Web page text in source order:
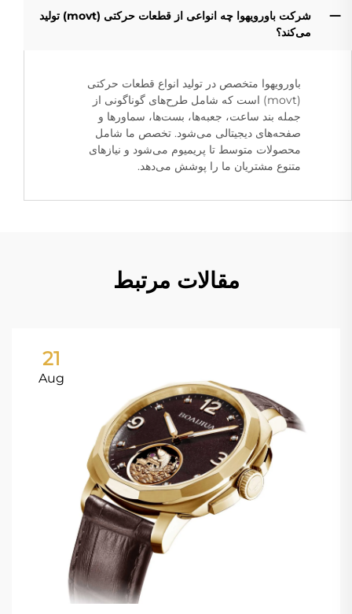
شرکت باورویهوا چه انواعی از قطعات حرکتی (movt) تولید
می‌کند؟
باورویهوا متخصص در تولید انواع قطعات حرکتی
(movt) است که شامل طرح‌های گوناگونی از
جمله بند ساعت، جعبه‌ها، بست‌ها، سماورها و
صفحه‌های دیجیتالی می‌شود. تخصص ما شامل
محصولات متوسط تا پریمیوم می‌شود و نیازهای
متنوع مشتریان ما را پوشش می‌دهد.
مقالات مرتبط
21
Aug